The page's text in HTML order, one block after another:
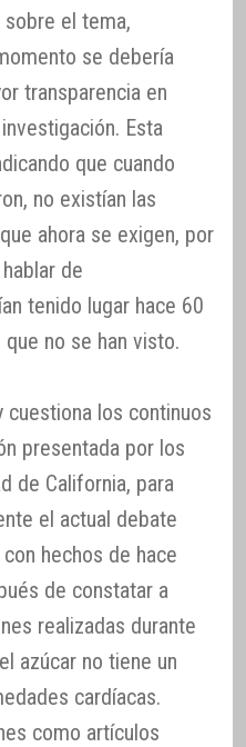
sobre el tema,
se debería
transparencia en
Esta
que cuando
no existían las
ahora se exigen, por
de
tenido lugar hace 60
no se han visto.
los continuos
presentada por los
de California, para
el actual debate
hechos de hace
de constatar a
realizadas durante
azúcar no tiene un
cardíacas.
como artículos